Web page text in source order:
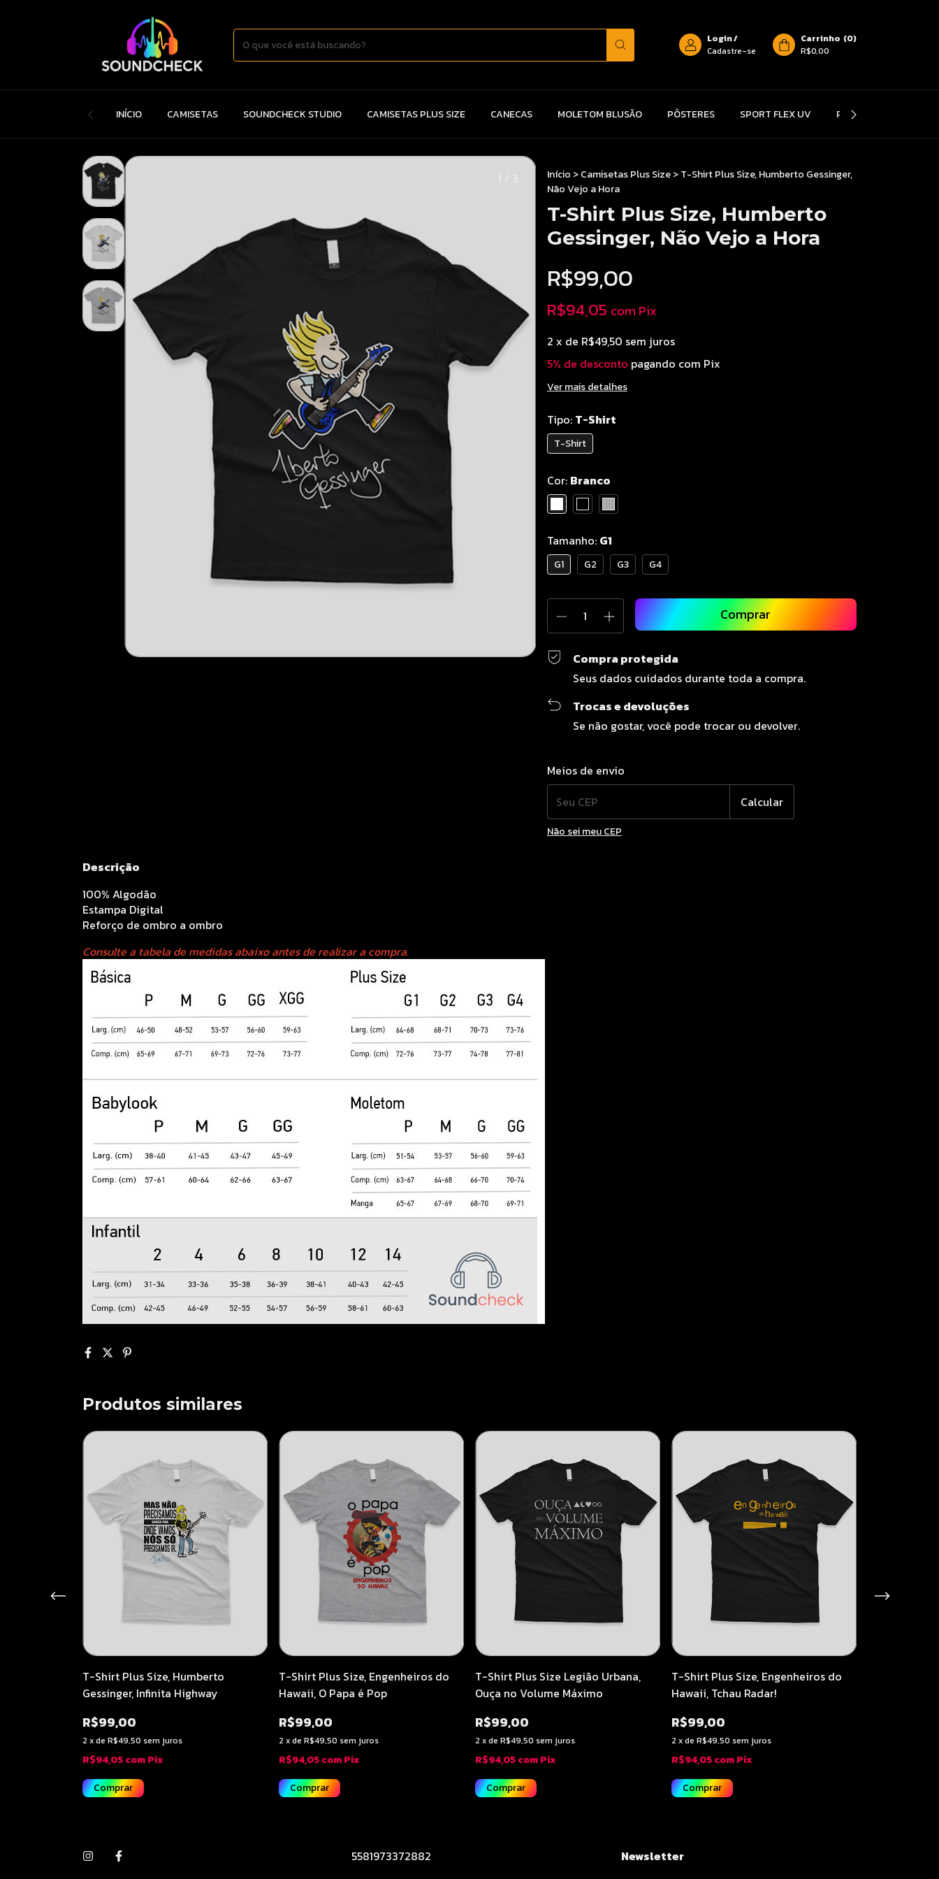
Login/
Cadastre-se
Carrinho (0)
R$0,00
INÍCIO CAMISETAS SOUNDCHECK STUDIO CAMISETAS PLUS SIZE CANECAS MOLETOM BLUSÃO PÔSTERES SPORT FLEX UV PROMOÇÕES
Início > Camisetas Plus Size > T-Shirt Plus Size, Humberto Gessinger,
Não Vejo a Hora
T-Shirt Plus Size, Humberto
Gessinger, Não Vejo a Hora
R$99,00
R$94,05 com Pix
2 x de R$49,50 sem juros
5% de desconto pagando com Pix
Ver mais detalhes
Tipo: T-Shirt
T-Shirt
Cor: Branco
Tamanho: G1
G1 G2 G3 G4
Compra protegida
Seus dados cuidados durante toda a compra.
Trocas e devoluções
Se não gostar, você pode trocar ou devolver.
Entregas para o CEP:
Meios de envio
Calcular
Não sei meu CEP
Descrição
100% Algodão
Estampa Digital
Reforço de ombro a ombro
Consulte a tabela de medidas abaixo antes de realizar a compra.
Produtos similares
T-Shirt Plus Size, Humberto
Gessinger, Infinita Highway
R$99,00
2 xde R$49,50 sem juros
R$94,05comPix
Comprar
T-Shirt Plus Size, Engenheiros do
Hawaii, O Papa é Pop
R$99,00
2 xde R$49,50 sem juros
R$94,05comPix
Comprar
T-Shirt Plus Size Legião Urbana,
Ouça no Volume Máximo
R$99,00
2 xde R$49,50 sem juros
R$94,05comPix
Comprar
T-Shirt Plus Size, Engenheiros do
Hawaii, Tchau Radar!
R$99,00
2 xde R$49,50 sem juros
R$94,05comPix
Comprar
5581973372882
Newsletter